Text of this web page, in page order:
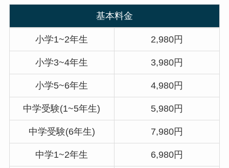
基本料金
小学1~2年生 2,980円
小学3~4年生 3,980円
小学5~6年生 4,980円
中学受験(1~5年生) 5,980円
中学受験(6年生) 7,980円
中学1~2年生 6,980円